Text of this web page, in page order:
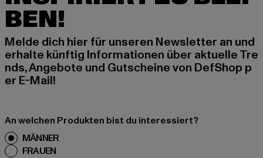
BEN!
Melde dich hier für unseren Newsletter an und
erhalte künftig Informationen über aktuelle Tre
nds, Angebote und Gutscheine von DefShop p
er E-Mail!
An welchen Produkten bist du interessiert?
MÄNNER
FRAUEN